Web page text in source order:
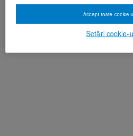
Setări cookie-
Accept toate cookie-